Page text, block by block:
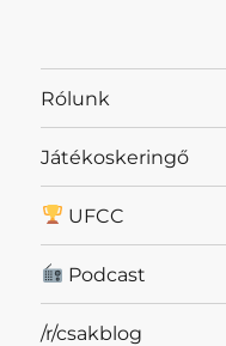
Rólunk
Játékoskeringő
UFCC
Podcast
/r/csakblog